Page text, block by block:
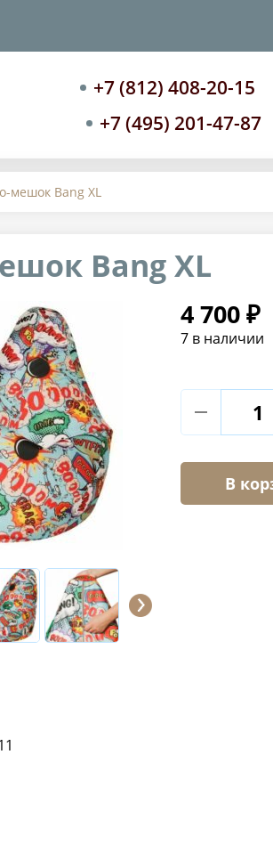
+7 (812) 408-20-15
+7 (495) 201-47-87
мешок Bang XL
Bang XL
4 700 ₽
7 в наличии
В